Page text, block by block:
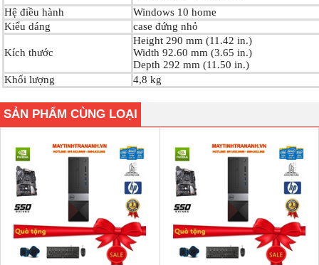
Hệ điều hành
Windows 10 home
Kiểu dáng
case đứng nhỏ
Kích thước
Height 290 mm (11.42 in.)
Width 92.60 mm (3.65 in.)
Depth 292 mm (11.50 in.)
Khối lượng
4,8 kg
SẢN PHẨM CÙNG LOẠI